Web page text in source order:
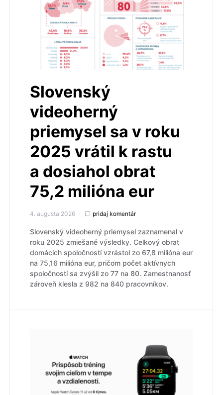
Slovenský
videoherný
priemysel sa v roku
2025 vrátil k rastu
a dosiahol obrat
75,2 milióna eur
4. augusta 2026 pridaj komentár
Slovenský videoherný priemysel zaznamenal v
roku 2025 zmiešané výsledky. Celkový obrat
domácich spoločností vzrástol zo 67,8 milióna eur
na 75,16 milióna eur, pričom počet aktívnych
spoločností sa zvýšil zo 77 na 80. Zamestnanosť
zároveň klesla z 982 na 840 pracovníkov.